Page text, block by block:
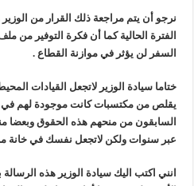
نرجو أن يتم مراجعة ذلك القرار من
الفترة الحالية كما أن فكرة التوفير من
السفر لن يؤثر في موازنة القطاع .
ختاما سيادة الوزير لاتجعل القيادات
يقلص من مكتسبات كانت موجودة لهم في
السابقون من منحهم هذه الحقوق وبعضا
عبر سنوات ولكن لاتجعل نفسك في
انني اكتب اليك سيادة الوزير هذه